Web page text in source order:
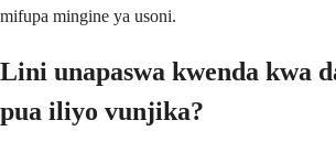
mifupa mingine ya usoni.
Lini unapaswa kwenda kwa
pua iliyo vunjika?